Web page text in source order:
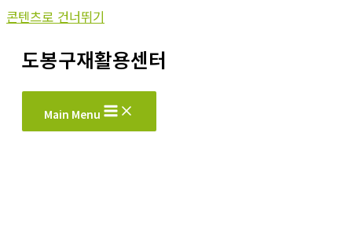
콘텐츠로 건너뛰기
도봉구재활용센터
Main Menu